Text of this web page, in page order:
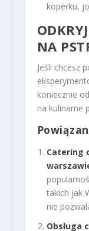
koperku,
NA
Jeśli chcesz
koniecznie
na kulinarne
Catering
takich jak
nie
Obsługa